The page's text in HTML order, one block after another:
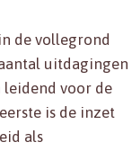
de vollegrond
uitdagingen
voor de
is de inzet
als